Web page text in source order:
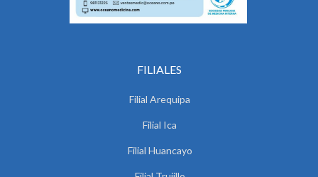
FILIALES
Filial Arequipa
Filial Ica
Filial Huancayo